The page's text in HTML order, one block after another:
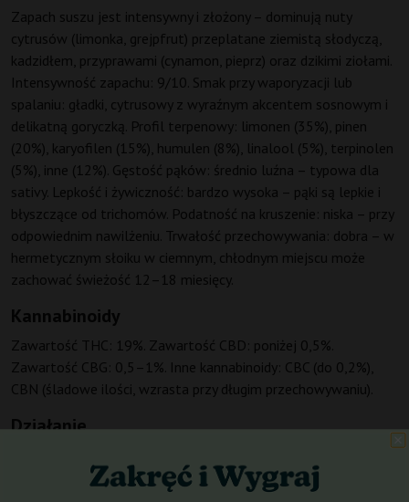
Zapach suszu jest intensywny i złożony – dominują nuty
cytrusów (limonka, grejpfrut) przeplatane ziemistą słodyczą,
kadzidłem, przyprawami (cynamon, pieprz) oraz dzikimi ziołami.
Intensywność zapachu: 9/10. Smak przy waporyzacji lub
spalaniu: gładki, cytrusowy z wyraźnym akcentem sosnowym i
delikatną goryczką. Profil terpenowy: limonen (35%), pinen
(20%), karyofilen (15%), humulen (8%), linalool (5%), terpinolen
(5%), inne (12%). Gęstość pąków: średnio luźna – typowa dla
sativy. Lepkość i żywiczność: bardzo wysoka – pąki są lepkie i
błyszczące od trichomów. Podatność na kruszenie: niska – przy
odpowiednim nawilżeniu. Trwałość przechowywania: dobra – w
hermetycznym słoiku w ciemnym, chłodnym miejscu może
zachować świeżość 12–18 miesięcy.
Kannabinoidy
Zawartość THC: 19%. Zawartość CBD: poniżej 0,5%.
Zawartość CBG: 0,5–1%. Inne kannabinoidy: CBC (do 0,2%),
CBN (śladowe ilości, wzrasta przy długim przechowywaniu).
Działanie
Rodzaj działania 0–60 min: silne pobudzenie, euforia, chęć do